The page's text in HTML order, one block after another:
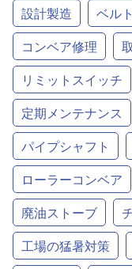
設計製造
ベル
コンベア修理
リミットスイッチ
定期メンテナンス
パイプシャフト
ローラーコンベア
廃油ストーブ
工場の猛暑対策